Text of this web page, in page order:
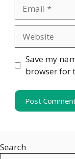
Save my
browser for
Search